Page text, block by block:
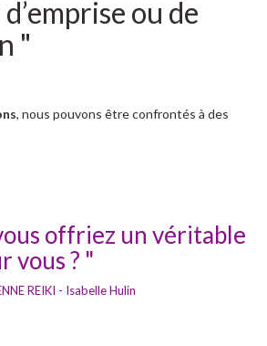
ou de
"
, nous pouvons être confrontés à des
offriez un véritable
vous ? "
REIKI - Isabelle Hulin